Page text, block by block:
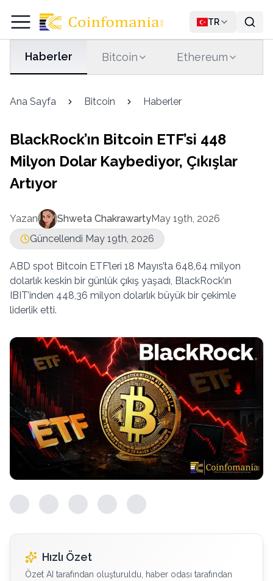
TR
Haberler Bitcoin Ethereum
Ana Sayfa Bitcoin Haberler
BlackRock’ın Bitcoin ETF’si 448
Milyon Dolar Kaybediyor, Çıkışlar
Artıyor
Yazan Shweta ChakrawartyMay 19th, 2026
Güncellendi May 19th, 2026
ABD spot Bitcoin ETF’leri 18 Mayıs’ta 648,64 milyon
dolarlık keskin bir günlük çıkış yaşadı, BlackRock’ın
IBIT’inden 448,36 milyon dolarlık büyük bir çekimle
liderlik etti.
Hızlı Özet
Özet AI tarafından oluşturuldu, haber odası tarafından